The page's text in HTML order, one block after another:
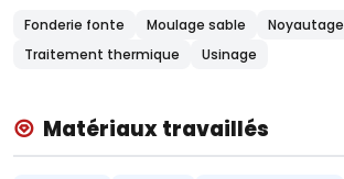
Fonderie fonte Moulage sable Noyautage
Traitement thermique
Usinage
Matériaux travaillés